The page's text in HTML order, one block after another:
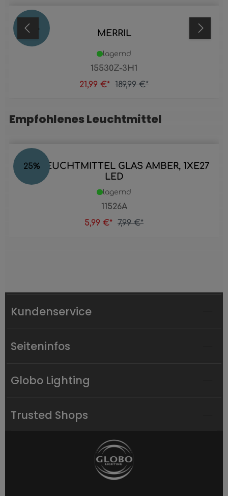
88 % MERRIL
15530Z-3H1
lagernd
21,99 €* 189,99 €*
Produktgalerie überspringen
Empfohlenes Leuchtmittel
25%
LED LEUCHTMITTEL GLAS AMBER, 1XE27
LED
11526A
lagernd
5,99 €* 7,99 €*
Kundenservice
Seiteninfos
Globo Lighting
Trusted Shops